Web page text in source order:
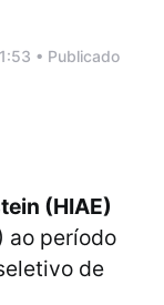
• Publicado
(HIAE)
ao período
de